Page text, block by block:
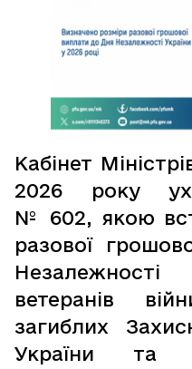
Кабінет
2026 року
№ 602, якою
разової
ветеранів
загиблих
України та